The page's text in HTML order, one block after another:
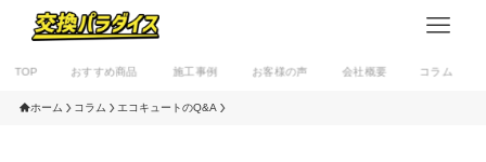
TOP おすすめ商品 施工事例 お客様の声 会社概要 コラム
ホーム コラム エコキュートのQ&A